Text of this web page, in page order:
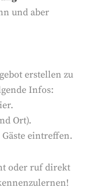
und aber
erstellen zu
Infos:
Ort).
eintreffen.
oder ruf direkt